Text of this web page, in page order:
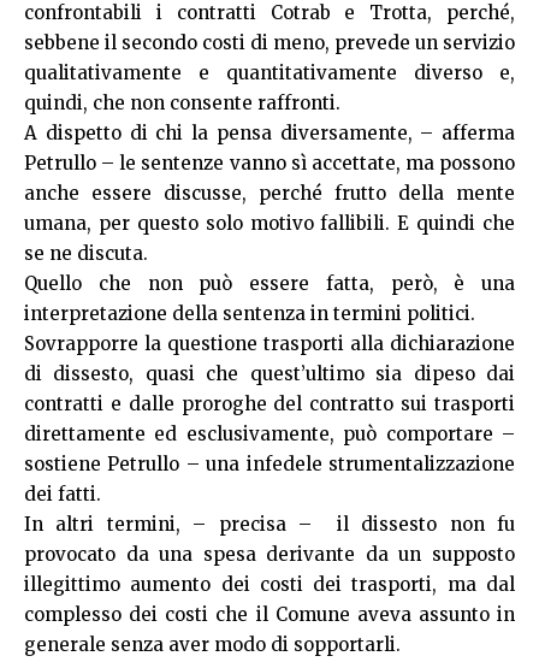
confrontabili i contratti Cotrab e Trotta, perché,
sebbene il secondo costi di meno, prevede un servizio
qualitativamente e quantitativamente diverso e,
quindi, che non consente raffronti.
A dispetto di chi la pensa diversamente, – afferma
Petrullo – le sentenze vanno sì accettate, ma possono
anche essere discusse, perché frutto della mente
umana, per questo solo motivo fallibili. E quindi che
se ne discuta.
Quello che non può essere fatta, però, è una
interpretazione della sentenza in termini politici.
Sovrapporre la questione trasporti alla dichiarazione
di dissesto, quasi che quest’ultimo sia dipeso dai
contratti e dalle proroghe del contratto sui trasporti
direttamente ed esclusivamente, può comportare –
sostiene Petrullo – una infedele strumentalizzazione
dei fatti.
In altri termini, – precisa – il dissesto non fu
provocato da una spesa derivante da un supposto
illegittimo aumento dei costi dei trasporti, ma dal
complesso dei costi che il Comune aveva assunto in
generale senza aver modo di sopportarli.